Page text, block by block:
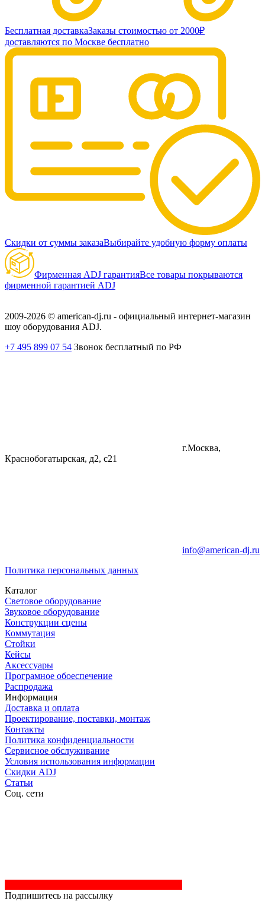
Бесплатная доставкаЗаказы стоимостью от 2000₽
доставляются по Москве бесплатно
Скидки от суммы заказаВыбирайте удобную форму оплаты
Фирменная ADJ гарантияВсе товары покрываются
фирменной гарантией ADJ
2009-2026 © american-dj.ru - официальный интернет-магазин
шоу оборудования ADJ.
+7 495 899 07 54 Звонок бесплатный по РФ
г.Москва,
Краснобогатырская, д2, с21
info@american-dj.ru
Политика персональных данных
Каталог
Световое оборудование
Звуковое оборудование
Конструкции сцены
Коммутация
Стойки
Кейсы
Аксессуары
Програмное обоеспечение
Распродажа
Информация
Доставка и оплата
Проектирование, поставки, монтаж
Контакты
Политика конфиденциальности
Сервисное обслуживание
Условия использования информации
Скидки ADJ
Статьи
Соц. сети
Подпишитесь на рассылку